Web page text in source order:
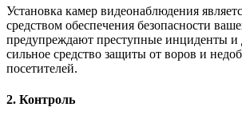
Установка камер видеонаблюдения
средством обеспечения безопасности
предупреждают преступные инциденты и
сильное средство защиты от воров и
посетителей.
2. Контроль